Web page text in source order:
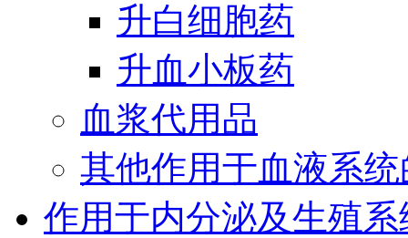
升白细胞药
升血小板药
血浆代用品
其他作用于血液系
作用于内分泌及生殖